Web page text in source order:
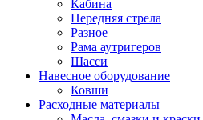
Кабина
Передняя стрела
Разное
Рама аутригеров
Шасси
Навесное оборудование
Ковши
Расходные материалы